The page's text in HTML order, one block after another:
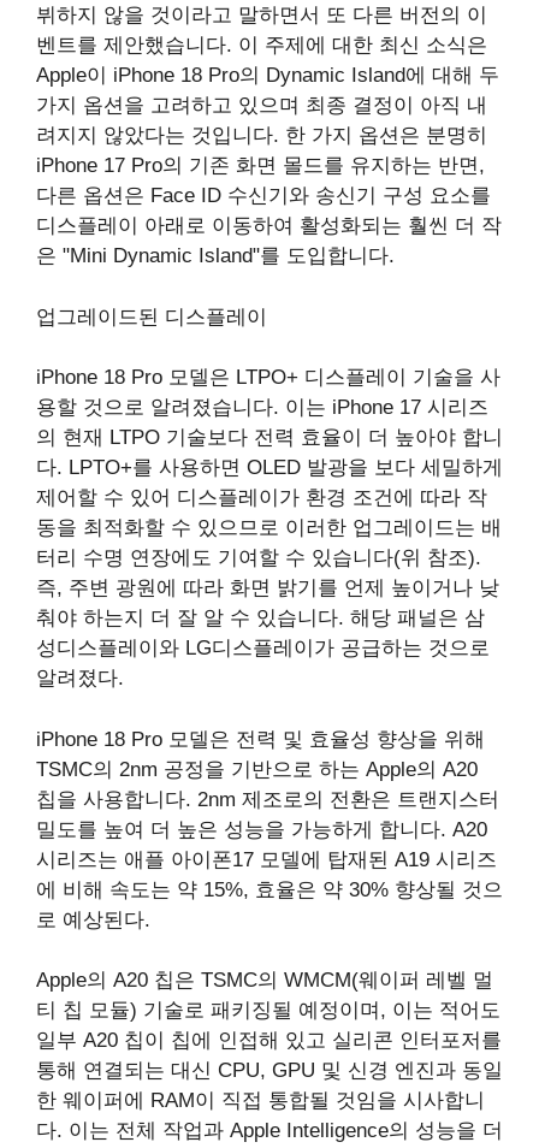
뷔하지 않을 것이라고 말하면서 또 다른 버전의 이
벤트를 제안했습니다. 이 주제에 대한 최신 소식은
Apple이 iPhone 18 Pro의 Dynamic Island에 대해 두
가지 옵션을 고려하고 있으며 최종 결정이 아직 내
려지지 않았다는 것입니다. 한 가지 옵션은 분명히
iPhone 17 Pro의 기존 화면 몰드를 유지하는 반면,
다른 옵션은 Face ID 수신기와 송신기 구성 요소를
디스플레이 아래로 이동하여 활성화되는 훨씬 더 작
은 "Mini ‌Dynamic Island‌"를 도입합니다.
업그레이드된 디스플레이
iPhone 18 Pro 모델은 LTPO+ 디스플레이 기술을 사
용할 것으로 알려졌습니다. 이는 iPhone 17 시리즈
의 현재 LTPO 기술보다 전력 효율이 더 높아야 합니
다. LPTO+를 사용하면 OLED 발광을 보다 세밀하게
제어할 수 있어 디스플레이가 환경 조건에 따라 작
동을 최적화할 수 있으므로 이러한 업그레이드는 배
터리 수명 연장에도 기여할 수 있습니다(위 참조).
즉, 주변 광원에 따라 화면 밝기를 언제 높이거나 낮
춰야 하는지 더 잘 알 수 있습니다. 해당 패널은 삼
성디스플레이와 LG디스플레이가 공급하는 것으로
알려졌다.
iPhone 18 Pro 모델은 전력 및 효율성 향상을 위해
TSMC의 2nm 공정을 기반으로 하는 Apple의 A20
칩을 사용합니다. 2nm 제조로의 전환은 트랜지스터
밀도를 높여 더 높은 성능을 가능하게 합니다. A20
시리즈는 애플 아이폰17 모델에 탑재된 A19 시리즈
에 비해 속도는 약 15%, 효율은 약 30% 향상될 것으
로 예상된다.
Apple의 A20 칩은 TSMC의 WMCM(웨이퍼 레벨 멀
티 칩 모듈) 기술로 패키징될 예정이며, 이는 적어도
일부 A20 칩이 칩에 인접해 있고 실리콘 인터포저를
통해 연결되는 대신 CPU, GPU 및 신경 엔진과 동일
한 웨이퍼에 RAM이 직접 통합될 것임을 시사합니
다. 이는 전체 작업과 Apple Intelligence의 성능을 더